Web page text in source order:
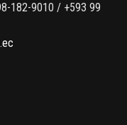
182-9010 / +593 99